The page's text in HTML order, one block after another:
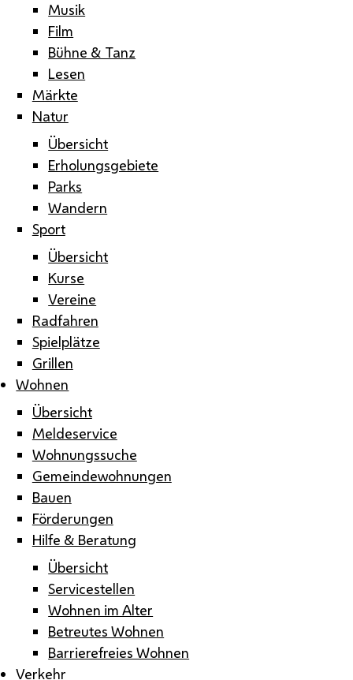
Musik
Film
Bühne & Tanz
Lesen
Märkte
Natur
Übersicht
Erholungsgebiete
Parks
Wandern
Sport
Übersicht
Kurse
Vereine
Radfahren
Spielplätze
Grillen
Wohnen
Übersicht
Meldeservice
Wohnungssuche
Gemeindewohnungen
Bauen
Förderungen
Hilfe & Beratung
Übersicht
Servicestellen
Wohnen im Alter
Betreutes Wohnen
Barrierefreies Wohnen
Verkehr